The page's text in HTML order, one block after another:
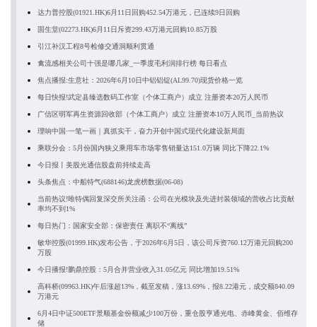
达力普控股(01921.HK)6月11日回购452.54万港元，已连续9日回购
固生堂(02273.HK)6月11日斥资299.43万港元回购10.85万股
引江补汉工程8号检修交通洞顺利贯通
禽流感相关公司十强是哪几家_一季度毛利润排行榜 每日看点
焦点播报:生意社：2026年6月10日中铝铝锭(AL99.70)现货价格一览
每日快报!武定县臻选数码工作室（个体工商户）成立 注册资本20万人民币
广信区明军再生资源回收部（个体工商户）成立 注册资本10万人民币_当前热议
理响中国·一笔一画｜真抓实干，奋力开创中国式现代化建设新局面
乘联分会：5月份国内狭义乘用车市场零售销量达151.0万辆 同比下降22.1%
今日报丨美股光通信股盘前持续走高
头条焦点：中船特气(688146)龙虎榜数据(06-08)
当前热议!唯特偶回复深交所关注函：公司在光模块及先进封装领域的营收占比贡献
率均不到1%
每日热门：国家安全部：保密责任 离职不“离线”
敏华控股(01999.HK)发布公告，于2026年6月5日，该公司斥资760.12万港元回购200
万股
今日播报!鹏鼎控股：5月合并营业收入31.05亿元 同比增加19.51%
高科桥(09963.HK)午后涨超13%，截至发稿，涨13.69%，报8.22港元，成交额840.09
万港元
6月4日中证500ETF景顺基金份额减少100万份，重仓股亨通光电、赤峰黄金、佰维存
储